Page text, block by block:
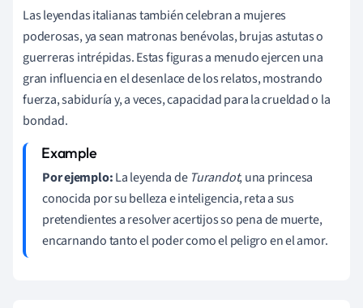
Las leyendas italianas también celebran a mujeres
poderosas, ya sean matronas benévolas, brujas astutas o
guerreras intrépidas. Estas figuras a menudo ejercen una
gran influencia en el desenlace de los relatos, mostrando
fuerza, sabiduría y, a veces, capacidad para la crueldad o la
bondad.
Por ejemplo:La leyenda de Turandot, una princesa
conocida por su belleza e inteligencia, reta a sus
pretendientes a resolver acertijos so pena de muerte,
encarnando tanto el poder como el peligro en el amor.